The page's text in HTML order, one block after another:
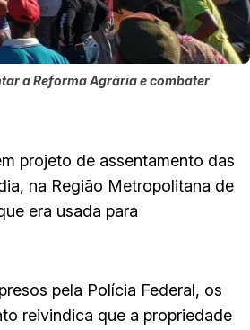
a Reforma Agrária e combater
projeto de assentamento das
na Região Metropolitana de
era usada para
pela Polícia Federal, os
reivindica que a propriedade